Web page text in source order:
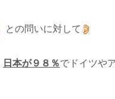
との問いに対して
日本が９８％でドイツや